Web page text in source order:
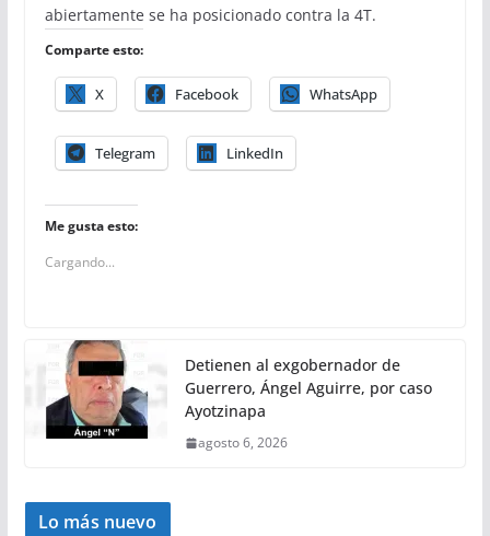
abiertamente se ha posicionado contra la 4T.
Comparte esto:
X Facebook WhatsApp
Telegram LinkedIn
Me gusta esto:
Cargando...
Detienen al exgobernador de
Guerrero, Ángel Aguirre, por caso
Ayotzinapa
agosto 6, 2026
Lo más nuevo